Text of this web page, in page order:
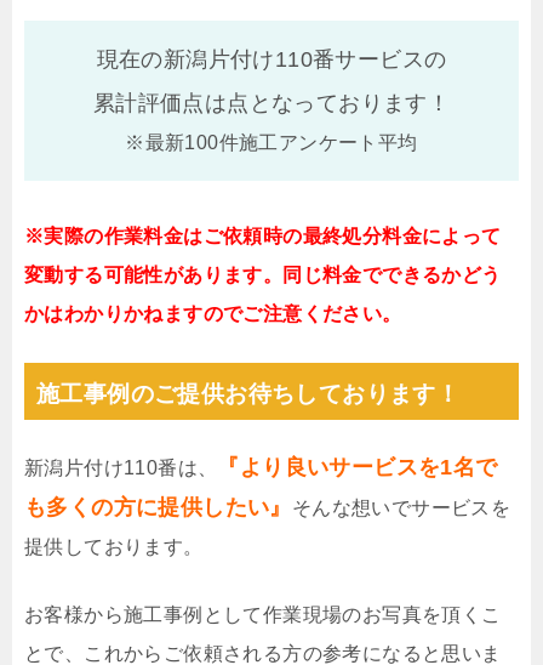
現在の新潟片付け110番サービスの
累計評価点は点となっております！
※最新100件施工アンケート平均
※実際の作業料金はご依頼時の最終処分料金によって
変動する可能性があります。同じ料金でできるかどう
かはわかりかねますのでご注意ください。
施工事例のご提供お待ちしております！
新潟片付け110番は、
『より良いサービスを1名で
も多くの方に提供したい』
そんな想いでサービスを
提供しております。
お客様から施工事例として作業現場のお写真を頂くこ
とで、これからご依頼される方の参考になると思いま